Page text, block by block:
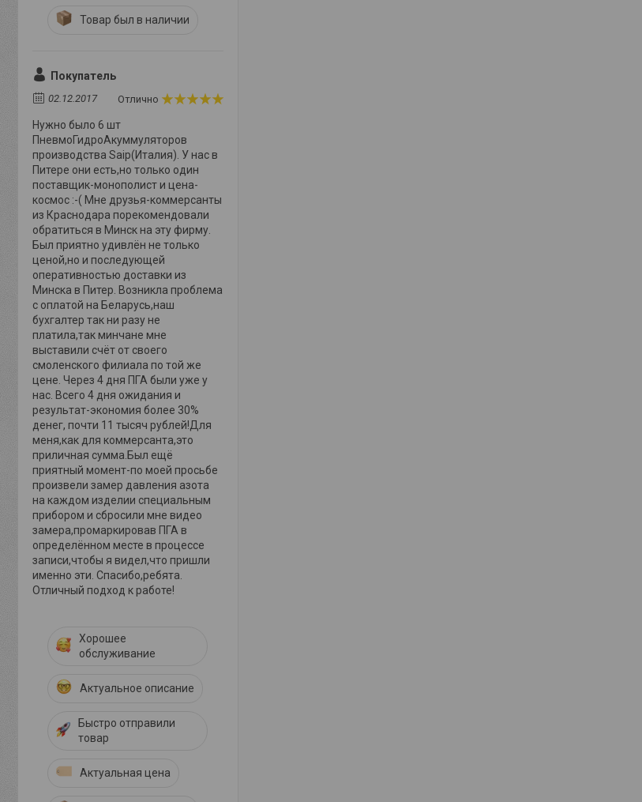
Товар был в наличии
Покупатель
02.12.2017 Отлично
Нужно было 6 шт
ПневмоГидроАкуммуляторов
производства Saip(Италия). У нас в
Питере они есть,но только один
поставщик-монополист и цена-
космос :-( Мне друзья-коммерсанты
из Краснодара порекомендовали
обратиться в Минск на эту фирму.
Был приятно удивлён не только
ценой,но и последующей
оперативностью доставки из
Минска в Питер. Возникла проблема
с оплатой на Беларусь,наш
бухгалтер так ни разу не
платила,так минчане мне
выставили счёт от своего
смоленского филиала по той же
цене. Через 4 дня ПГА были уже у
нас. Всего 4 дня ожидания и
результат-экономия более 30%
денег, почти 11 тысяч рублей!Для
меня,как для коммерсанта,это
приличная сумма.Был ещё
приятный момент-по моей просьбе
произвели замер давления азота
на каждом изделии специальным
прибором и сбросили мне видео
замера,промаркировав ПГА в
определённом месте в процессе
записи,чтобы я видел,что пришли
именно эти. Спасибо,ребята.
Отличный подход к работе!
Хорошее
обслуживание
Актуальное описание
Быстро отправили
товар
Актуальная цена